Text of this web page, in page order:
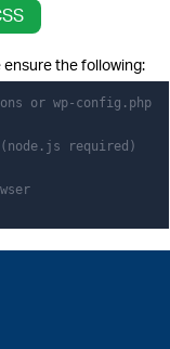
ensure the following:
or wp-config.php
required)